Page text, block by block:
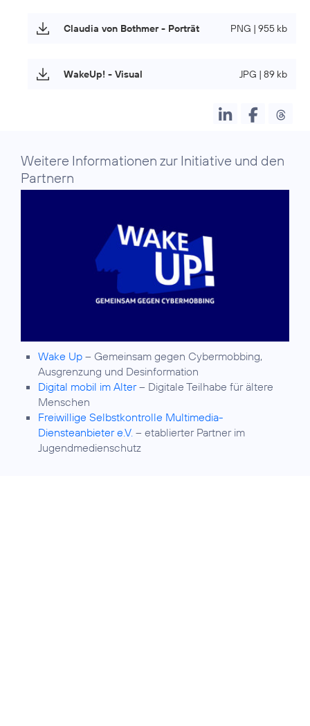
Claudia von Bothmer - Porträt PNG | 955 kb
WakeUp! - Visual JPG | 89 kb
Weitere Informationen zur Initiative und den
Partnern
Wake Up – Gemeinsam gegen Cybermobbing,
Ausgrenzung und Desinformation
Digital mobil im Alter– Digitale Teilhabe für ältere
Menschen
Freiwillige Selbstkontrolle Multimedia-
Diensteanbieter e.V. – etablierter Partner im
Jugendmedienschutz